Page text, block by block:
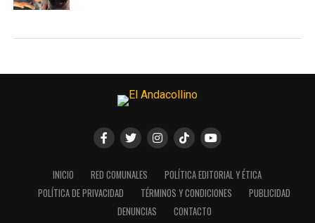
INICIO RED COMUNALES
POLÍTICA EDITORIAL Y ÉTICA
POLÍTICA DE PRIVACIDAD
TÉRMINOS Y CONDICIONES
PUBLICIDAD
DENUNCIAS
CONTACTO